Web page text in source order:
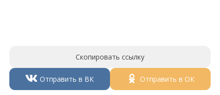
Скопировать ссылку
Отправить в ВК Отправить в ОК